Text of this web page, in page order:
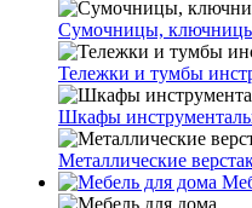
Сумочницы,
Тележки и тумбы
Шкафы
Металлические